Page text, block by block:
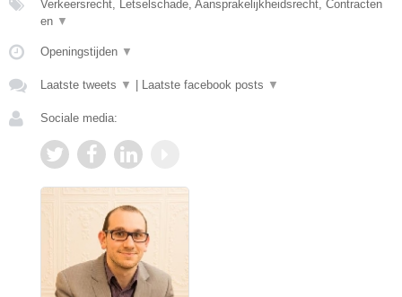
Verkeersrecht, Letselschade, Aansprakelijkheidsrecht, Contracten
en ▼
Openingstijden ▼
Laatste tweets ▼ Laatste facebook posts ▼
Sociale media: